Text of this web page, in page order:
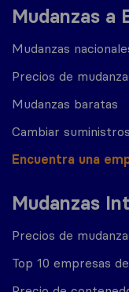
Mudanzas a
Mudanzas
Precios de
Mudanzas baratas
Cambiar
Encuentra una
Mudanzas
Precios de
Top 10 empresas